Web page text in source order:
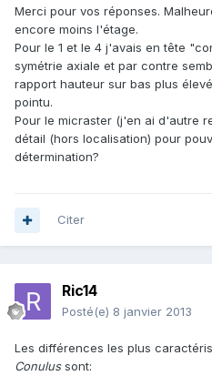
Merci pour vos réponses.
encore moins l'étage.
Pour le 1 et le 4 j'avais en tête
symétrie axiale et par contre
rapport hauteur sur bas plus
pointu.
Pour le micraster (j'en ai d'autre
détail (hors localisation) pour
détermination?
Citer
Ric14
Posté(e) 8 janvier 2013
Les différences les plus
Conulussont: